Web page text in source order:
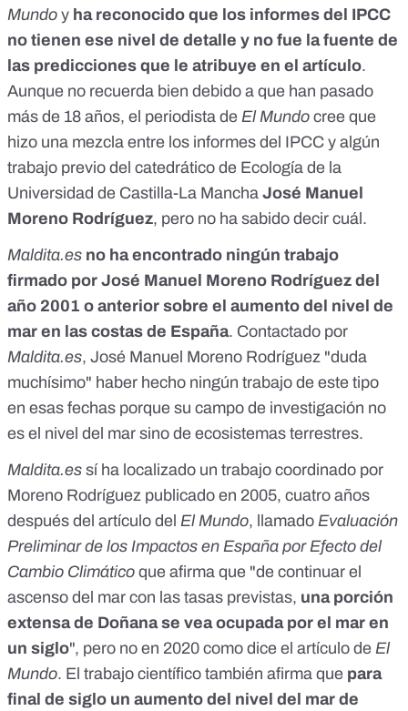
Mundo y ha reconocido que los informes del IPCC
no tienen ese nivel de detalle y no fue la fuente de
las predicciones que le atribuye en el artículo.
Aunque no recuerda bien debido a que han pasado
más de 18 años, el periodista de El Mundo cree que
hizo una mezcla entre los informes del IPCC y algún
trabajo previo del catedrático de Ecología de la
Universidad de Castilla-La Mancha José Manuel
Moreno Rodríguez, pero no ha sabido decir cuál.
Maldita.es no ha encontrado ningún trabajo
firmado por José Manuel Moreno Rodríguez del
año 2001 o anterior sobre el aumento del nivel de
mar en las costas de España. Contactado por
Maldita.es, José Manuel Moreno Rodríguez "duda
muchísimo" haber hecho ningún trabajo de este tipo
en esas fechas porque su campo de investigación no
es el nivel del mar sino de ecosistemas terrestres.
Maldita.es sí ha localizado un trabajo coordinado por
Moreno Rodríguez publicado en 2005, cuatro años
después del artículo del El Mundo, llamado Evaluación
Preliminar de los Impactos en España por Efecto del
Cambio Climático que afirma que "de continuar el
ascenso del mar con las tasas previstas, una porción
extensa de Doñana se vea ocupada por el mar en
un siglo", pero no en 2020 como dice el artículo de El
Mundo. El trabajo científico también afirma que para
final de siglo un aumento del nivel del mar de